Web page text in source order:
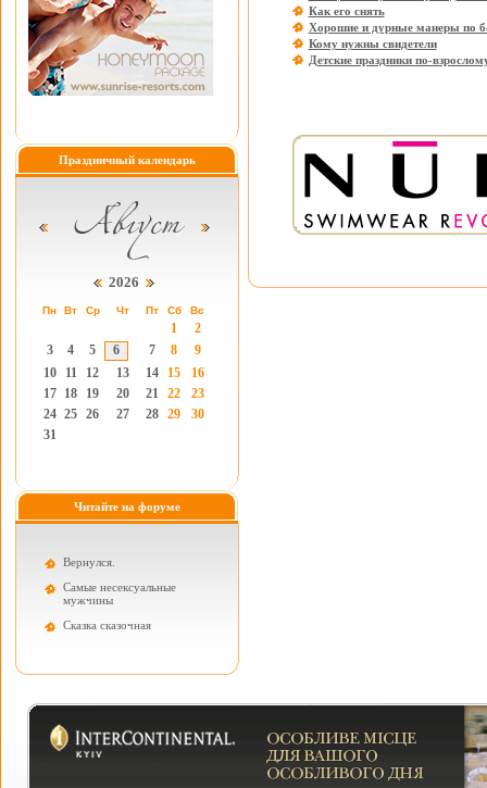
Праздничный календарь
2026
Пн Вт Ср Чт Пт Сб Вс
1
2
3
4 5 6 7 8
9
10
11 12 13 14 15
16
17
18 19 20 21 22
23
24 25 26 27 28 29
30
31
Читайте на форуме
Вернулся.
Самые несексуальные
мужчины
Cказка сказочная
Как его снять
Хорошие и дурные манеры по
Кому нужны свидетели
Детские праздники по-